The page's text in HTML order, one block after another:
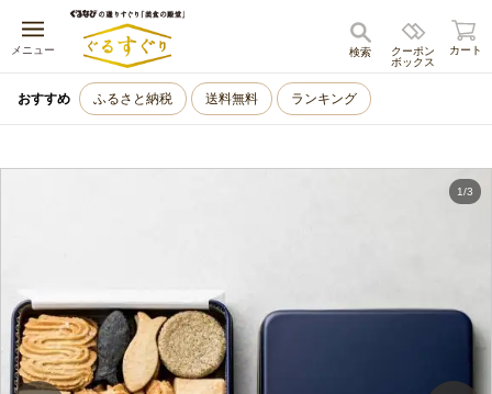
メニュー
キャンセル
クーポン
ボックス
検索 カート
おすすめ ふるさと納税 送料無料 ランキング
1/3